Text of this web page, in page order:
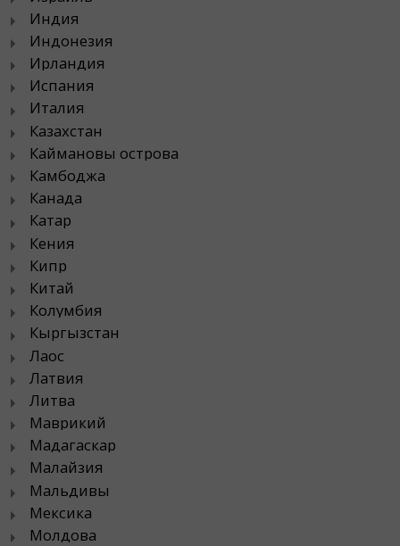
Индия
Индонезия
Ирландия
Испания
Италия
Казахстан
Каймановы острова
Камбоджа
Канада
Катар
Кения
Кипр
Китай
Колумбия
Кыргызстан
Лаос
Латвия
Литва
Маврикий
Мадагаскар
Малайзия
Мальдивы
Мексика
Молдова